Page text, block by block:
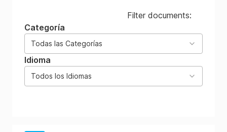
Filter documents:
Categoría
Todas las Categorías
Idioma
Todos los Idiomas